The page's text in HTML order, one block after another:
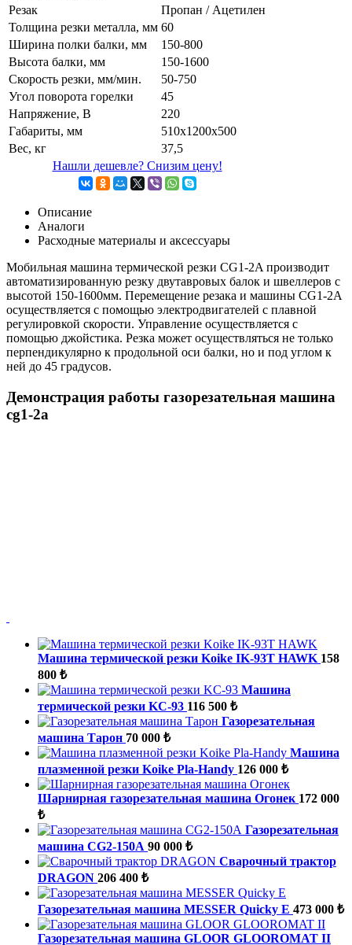
Резак
Пропан / Ацетилен
Толщина резки металла, мм 60
Ширина полки балки, мм
150-800
Высота балки, мм
150-1600
Скорость резки, мм/мин.
50-750
Угол поворота горелки
45
Напряжение, В
220
Габариты, мм
510х1200х500
Вес, кг
37,5
Нашли дешевле? Снизим цену!
Описание
Аналоги
Расходные материалы и аксессуары
Мобильная машина термической резки CG1-2A производит
автоматизированную резку двутавровых балок и швеллеров с
высотой 150-1600мм. Перемещение резака и машины CG1-2A
осуществляется с помощью электродвигателей с плавной
регулировкой скорости. Управление осуществляется с
помощью джойстика. Резка может осуществляться не только
перпендикулярно к продольной оси балки, но и под углом к
ней до 45 градусов.
Демонстрация работы газорезательная машина
cg1-2a
Машина термической резки Koike IK-93T HAWK 158
800 ₺
Машина
термической резки KC-93 116 500 ₺
Газорезательная
машина Тарон 70 000 ₺
Машина
плазменной резки Koike Pla-Handy 126 000 ₺
Шарнирная газорезательная машина Огонек 172 000
₺
Газорезательная
машина CG2-150А 90 000 ₺
Сварочный трактор
DRAGON 206 400 ₺
Газорезательная машина MESSER Quicky E 473 000 ₺
Газорезательная машина GLOOR GLOOROMAT II